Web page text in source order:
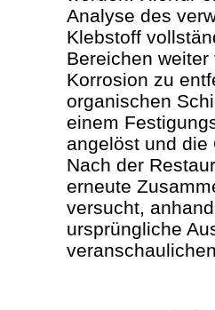
Analyse des
Klebstoff
Bereichen
Korrosion zu
organischen
einem
angelöst und die
Nach der
erneute
versucht,
ursprüngliche